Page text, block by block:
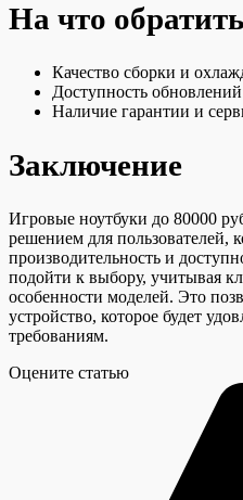
На что
Качество сборки и
Доступность
Наличие гарантии и
Заключение
Игровые ноутбуки до 80000
решением для пользователей,
производительность и
подойти к выбору, учитывая
особенности моделей. Это
устройство, которое будет
требованиям.
Оцените статью